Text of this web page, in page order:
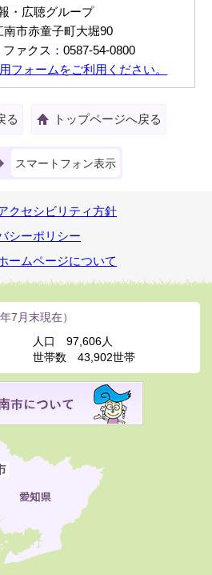
・広聴グループ
市赤童子町大堀90
ァクス：0587-54-0800
フォームをご利用ください。
る トップページへ戻る
スマートフォン表示
クセシビリティ方針
シーポリシー
ームページについて
7月末現在）
人口
97,606人
世帯数
43,902世帯